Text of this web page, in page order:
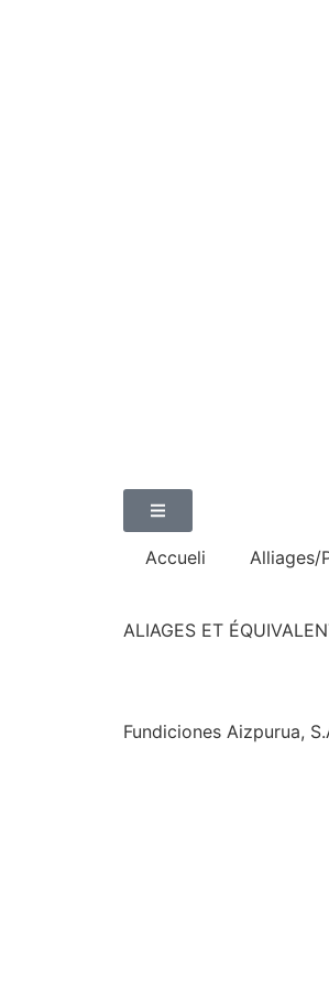
Accueli Alliages/
ALIAGES ET
Fundiciones Aizpurua,